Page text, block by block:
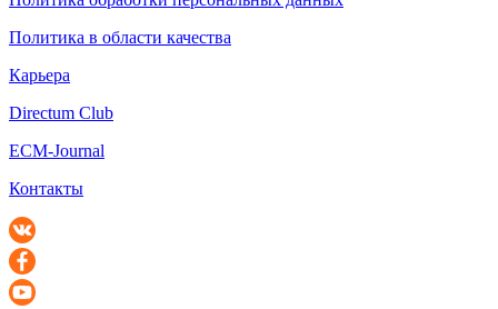
Политика в области качества
Карьера
Directum Club
ECM-Journal
Контакты